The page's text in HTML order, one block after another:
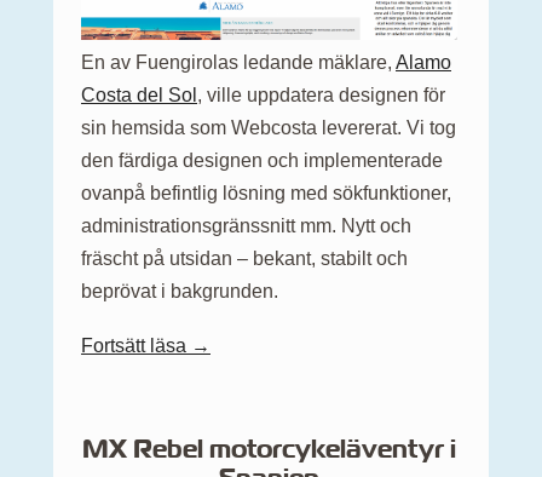
En av Fuengirolas ledande mäklare, Alamo
Costa del Sol , ville uppdatera designen för
sin hemsida som Webcosta levererat. Vi tog
den färdiga designen och implementerade
ovanpå befintlig lösning med sökfunktioner,
administrationsgränssnitt mm. Nytt och
fräscht på utsidan – bekant, stabilt och
beprövat i bakgrunden.
Fortsätt läsa →
MX Rebel motorcykeläventyr i